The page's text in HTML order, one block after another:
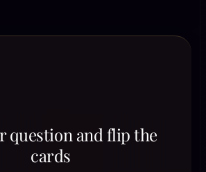
question and flip the
cards